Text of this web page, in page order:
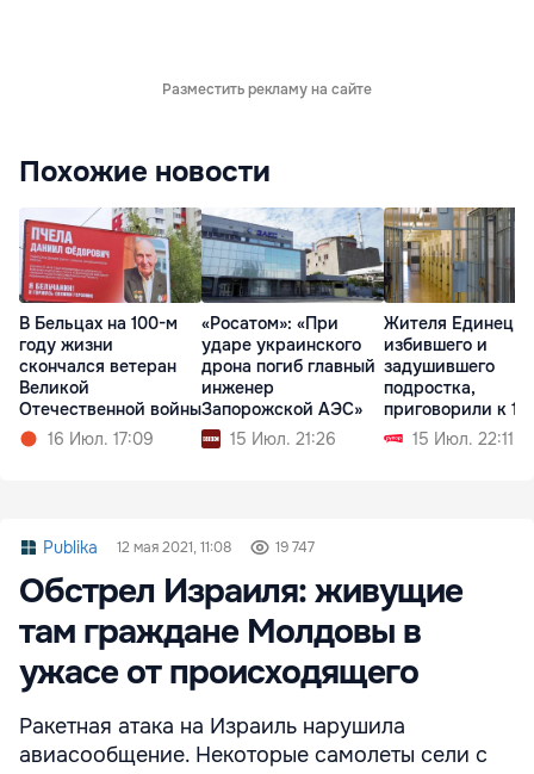
Разместить рекламу на сайте
Похожие новости
В Бельцах на 100-м
году жизни
скончался ветеран
Великой
Отечественной войны
16 Июл. 17:09
«Росатом»: «При
ударе украинского
дрона погиб главный
инженер
Запорожской АЭС»
15 Июл. 21:26
Жителя Единец,
избившего и
задушившего
подростка,
приговорили к 18
годам тюрьмы
15 Июл. 22:11
Publika 12 мая 2021, 11:08 19 747
Обстрел Израиля: живущие
там граждане Молдовы в
ужасе от происходящего
Ракетная атака на Израиль нарушила
авиасообщение. Некоторые самолеты сели с